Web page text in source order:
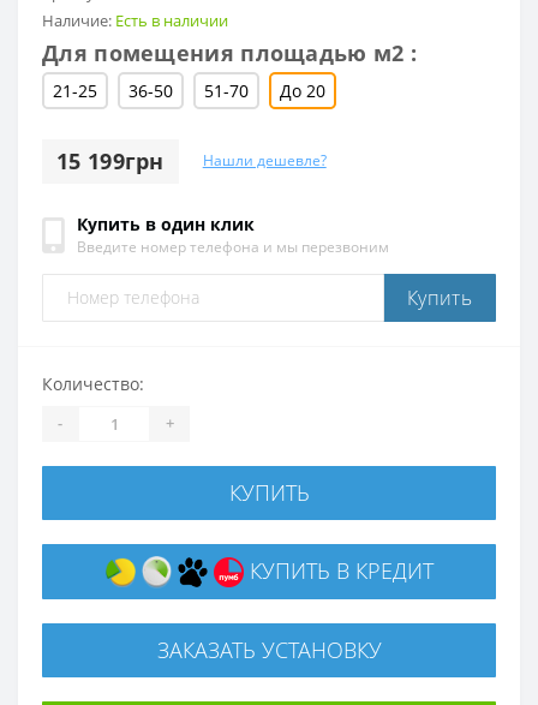
Наличие: Есть в наличии
Для помещения площадью м2 :
21-25 36-50 51-70 До 20
15 199грн Нашли дешевле?
Купить в один клик
Введите номер телефона и мы перезвоним
Купить
Количество:
- +
КУПИТЬ
КУПИТЬ В КРЕДИТ
ЗАКАЗАТЬ УСТАНОВКУ